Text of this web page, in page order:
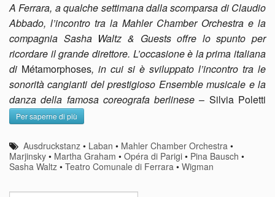
A Ferrara, a qualche settimana dalla scomparsa di Claudio
Abbado, l’incontro tra la Mahler Chamber Orchestra e la
compagnia Sasha Waltz & Guests offre lo spunto per
ricordare il grande direttore. L’occasione è la prima italiana
di Métamorphoses, in cui si è sviluppato l’incontro tra le
sonorità cangianti del prestigioso Ensemble musicale e la
danza della famosa coreografa berlinese – Silvia Poletti
Per saperne di più
Ausdruckstanz • Laban • Mahler Chamber Orchestra •
Marjinsky • Martha Graham • Opéra di Parigi • Pina Bausch •
Sasha Waltz • Teatro Comunale di Ferrara • Wigman